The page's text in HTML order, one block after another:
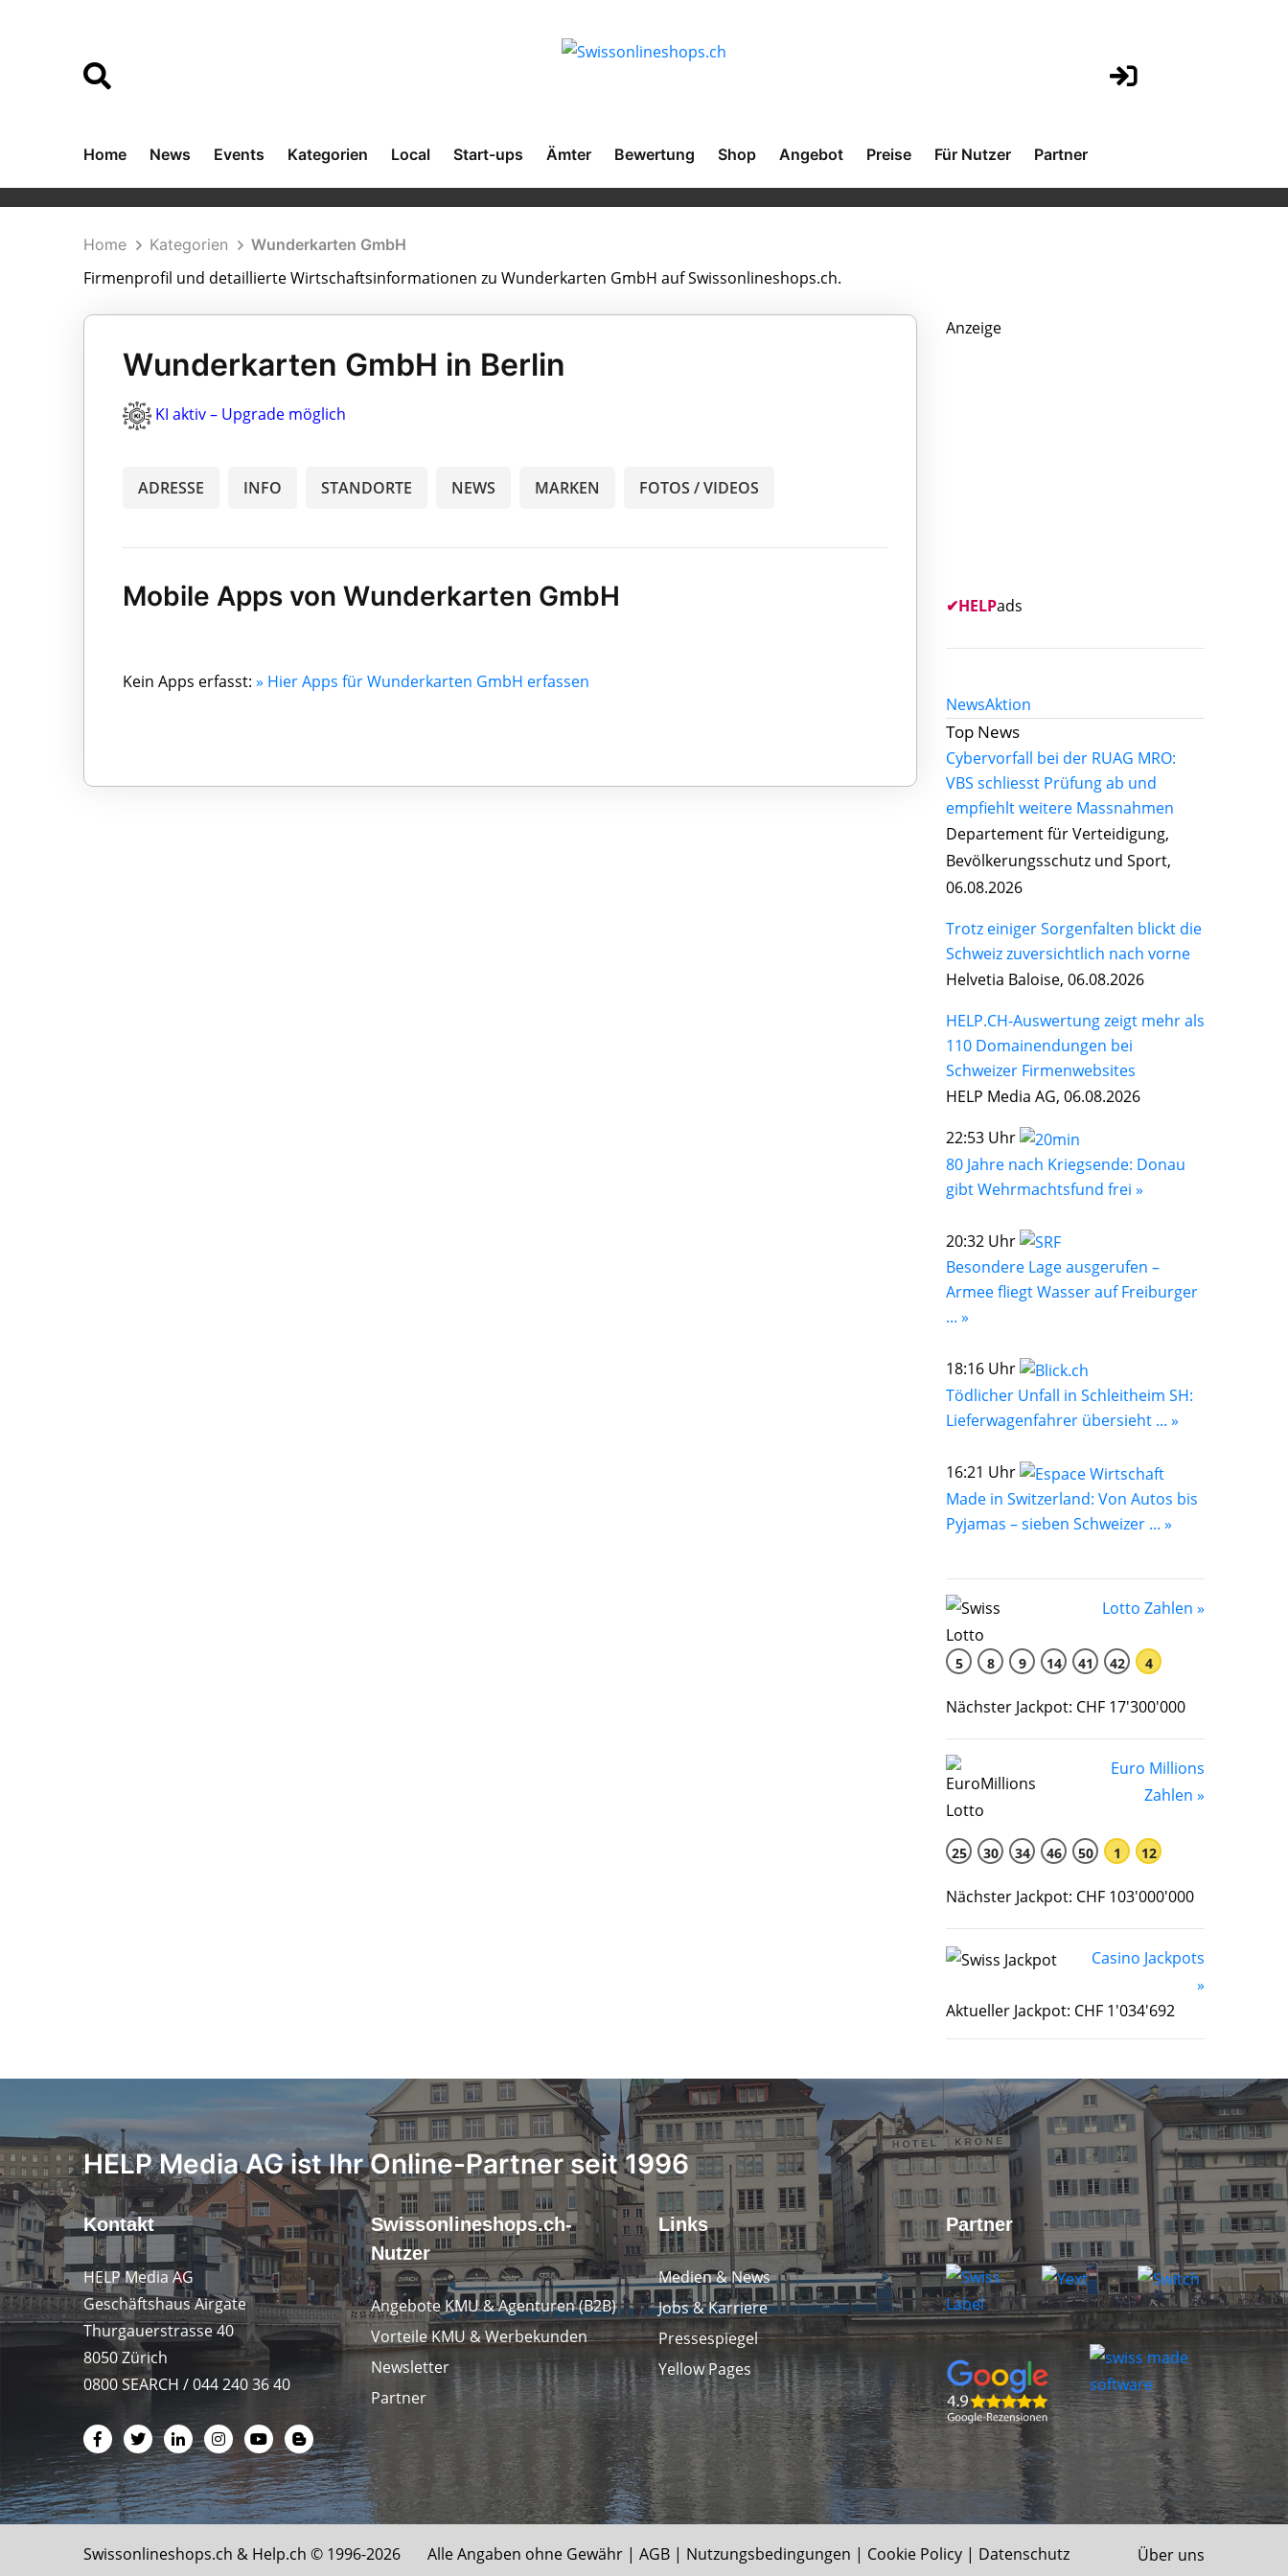
Home News Events Kategorien Local Start-ups Ämter Bewertung Shop Angebot Preise Für Nutzer Partner
Home Kategorien Wunderkarten GmbH
Firmenprofil und detaillierte Wirtschaftsinformationen zu Wunderkarten GmbH auf Swissonlineshops.ch.
Wunderkarten GmbH in Berlin
KI aktiv – Upgrade möglich
ADRESSE INFO STANDORTE NEWS MARKEN FOTOS / VIDEOS
Mobile Apps von Wunderkarten GmbH
Kein Apps erfasst: » Hier Apps für Wunderkarten GmbH erfassen
Anzeige
✔HELPads
NewsAktion
Top News
Cybervorfall bei der RUAG MRO:
VBS schliesst Prüfung ab und
empfiehlt weitere Massnahmen
Departement für Verteidigung,
Bevölkerungsschutz und Sport,
06.08.2026
Trotz einiger Sorgenfalten blickt die
Schweiz zuversichtlich nach vorne
Helvetia Baloise, 06.08.2026
HELP.CH-Auswertung zeigt mehr als
110 Domainendungen bei
Schweizer Firmenwebsites
HELP Media AG, 06.08.2026
22:53 Uhr
80 Jahre nach Kriegsende: Donau
gibt Wehrmachtsfund frei »
20:32 Uhr
Besondere Lage ausgerufen –
Armee fliegt Wasser auf Freiburger
... »
18:16 Uhr
Tödlicher Unfall in Schleitheim SH:
Lieferwagenfahrer übersieht ... »
16:21 Uhr
Made in Switzerland: Von Autos bis
Pyjamas – sieben Schweizer ... »
Lotto Zahlen »
5 8 9 14 41 42 4
Nächster Jackpot: CHF 17'300'000
Euro Millions
Zahlen »
25 30 34 46 50 1 12
Nächster Jackpot: CHF 103'000'000
Casino Jackpots
»
Aktueller Jackpot: CHF 1'034'692
HELP Media AG ist Ihr Online-Partner seit 1996
Kontakt
HELP Media AG
Geschäftshaus Airgate
Thurgauerstrasse 40
8050 Zürich
0800 SEARCH / 044 240 36 40
Swissonlineshops.ch-
Nutzer
Angebote KMU & Agenturen (B2B)
Vorteile KMU & Werbekunden
Newsletter
Partner
Links
Medien & News
Jobs & Karriere
Pressespiegel
Yellow Pages
Partner
Swissonlineshops.ch & Help.ch © 1996-2026 Alle Angaben ohne Gewähr | AGB | Nutzungsbedingungen | Cookie Policy | Datenschutz Über uns